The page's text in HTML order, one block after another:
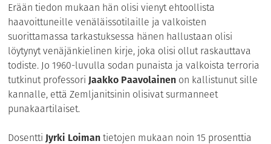
Erään tiedon mukaan hän olisi vienyt ehtoollista
haavoittuneille venäläissotilaille ja valkoisten
suorittamassa tarkastuksessa hänen hallustaan olisi
löytynyt venäjänkielinen kirje, joka olisi ollut raskauttava
todiste. Jo 1960-luvulla sodan punaista ja valkoista terroria
tutkinut professoriJaakko Paavolainen on kallistunut sille
kannalle, että Zemljanitsinin olisivat surmanneet
punakaartilaiset.
DosenttiJyrki Loimantietojen mukaan noin 15 prosenttia